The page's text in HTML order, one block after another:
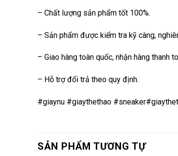
– Chất lượng sản phẩm tốt 100%.
– Sản phẩm được kiểm tra kỹ càng,
– Giao hàng toàn quốc, nhận hàng thanh
– Hỗ trợ đổi trả theo quy định.
#giaynu #giaythethao
SẢN PHẨM TƯƠNG TỰ